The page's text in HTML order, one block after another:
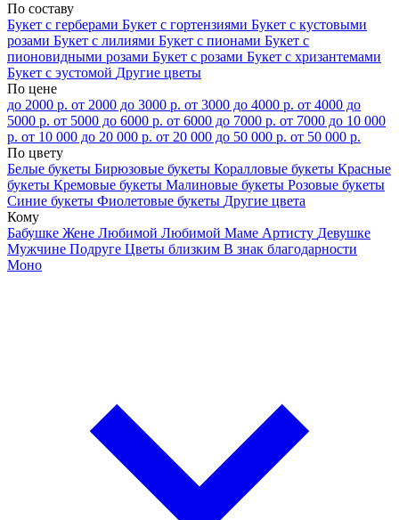
По составу
Букет с герберами Букет с гортензиями Букет с кустовыми
розами Букет с лилиями Букет с пионами Букет с
пионовидными розами Букет с розами Букет с хризантемами
Букет с эустомой Другие цветы
По цене
до 2000 р. от 2000 до 3000 р. от 3000 до 4000 р. от 4000 до
5000 р. от 5000 до 6000 р. от 6000 до 7000 р. от 7000 до 10 000
р. от 10 000 до 20 000 р. от 20 000 до 50 000 р. от 50 000 р.
По цвету
Белые букеты Бирюзовые букеты Коралловые букеты Красные
букеты Кремовые букеты Малиновые букеты Розовые букеты
Синие букеты Фиолетовые букеты Другие цвета
Кому
Бабушке Жене Любимой Любимой Маме Артисту Девушке
Мужчине Подруге Цветы близким В знак благодарности
Моно